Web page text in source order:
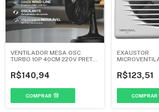
VENTILADOR MESA OSC
TURBO 10P 40CM 220V PRETO
R$140,94
EXAUSTOR
VENTISOL
R$123,51